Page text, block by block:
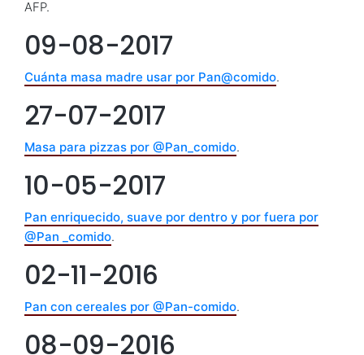
AFP.
09-08-2017
Cuánta masa madre usar por Pan@comido.
27-07-2017
Masa para pizzas por @Pan_comido.
10-05-2017
Pan enriquecido, suave por dentro y por fuera por
@Pan _comido.
02-11-2016
Pan con cereales por @Pan-comido.
08-09-2016